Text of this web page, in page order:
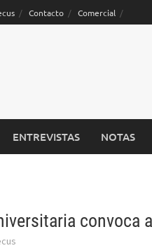
Contacto Comercial
ENTREVISTAS NOTAS
convoca